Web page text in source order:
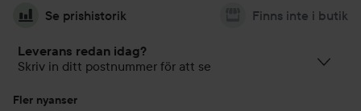
Se prishistorik Finns inte i butik
Leverans redan idag?
Skriv in ditt postnummer för att se
Fler nyanser